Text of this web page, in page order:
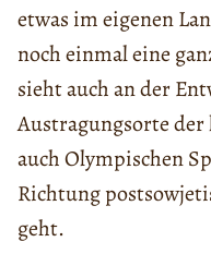
etwas im eigenen
noch einmal eine
sieht auch an der
Austragungsorte
auch Olympischen
Richtung
geht.